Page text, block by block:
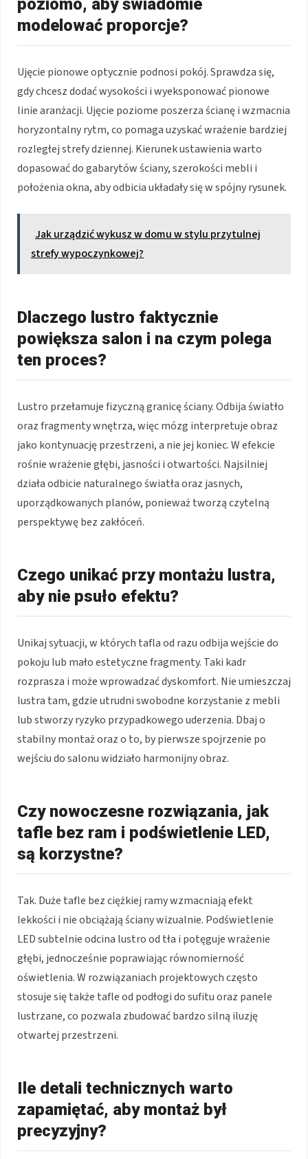
poziomo, aby świadomie
modelować proporcje?
Ujęcie pionowe optycznie podnosi pokój. Sprawdza się,
gdy chcesz dodać wysokości i wyeksponować pionowe
linie aranżacji. Ujęcie poziome poszerza ścianę i wzmacnia
horyzontalny rytm, co pomaga uzyskać wrażenie bardziej
rozległej strefy dziennej. Kierunek ustawienia warto
dopasować do gabarytów ściany, szerokości mebli i
położenia okna, aby odbicia układały się w spójny rysunek.
Jak urządzić wykusz w domu w stylu przytulnej
strefy wypoczynkowej?
Dlaczego lustro faktycznie
powiększa salon i na czym polega
ten proces?
Lustro przełamuje fizyczną granicę ściany. Odbija światło
oraz fragmenty wnętrza, więc mózg interpretuje obraz
jako kontynuację przestrzeni, a nie jej koniec. W efekcie
rośnie wrażenie głębi, jasności i otwartości. Najsilniej
działa odbicie naturalnego światła oraz jasnych,
uporządkowanych planów, ponieważ tworzą czytelną
perspektywę bez zakłóceń.
Czego unikać przy montażu lustra,
aby nie psuło efektu?
Unikaj sytuacji, w których tafla od razu odbija wejście do
pokoju lub mało estetyczne fragmenty. Taki kadr
rozprasza i może wprowadzać dyskomfort. Nie umieszczaj
lustra tam, gdzie utrudni swobodne korzystanie z mebli
lub stworzy ryzyko przypadkowego uderzenia. Dbaj o
stabilny montaż oraz o to, by pierwsze spojrzenie po
wejściu do salonu widziało harmonijny obraz.
Czy nowoczesne rozwiązania, jak
tafle bez ram i podświetlenie LED,
są korzystne?
Tak. Duże tafle bez ciężkiej ramy wzmacniają efekt
lekkości i nie obciążają ściany wizualnie. Podświetlenie
LED subtelnie odcina lustro od tła i potęguje wrażenie
głębi, jednocześnie poprawiając równomierność
oświetlenia. W rozwiązaniach projektowych często
stosuje się także tafle od podłogi do sufitu oraz panele
lustrzane, co pozwala zbudować bardzo silną iluzję
otwartej przestrzeni.
Ile detali technicznych warto
zapamiętać, aby montaż był
precyzyjny?